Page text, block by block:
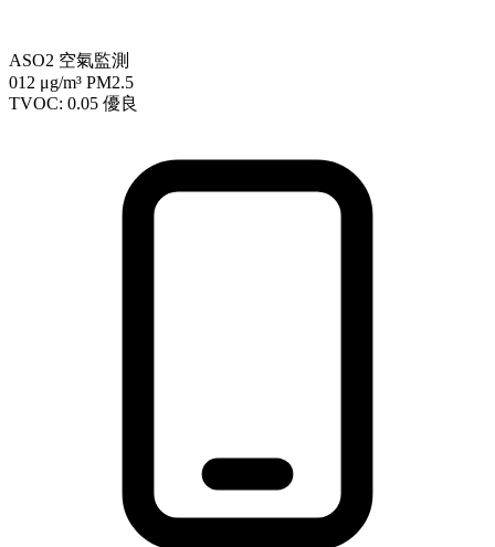
ASO2 空氣監測
012 μg/m³ PM2.5
TVOC: 0.05 優良